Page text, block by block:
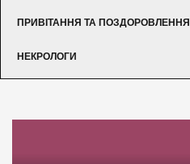
ПРИВІТАННЯ ТА ПОЗДОРОВЛЕННЯ
НЕКРОЛОГИ